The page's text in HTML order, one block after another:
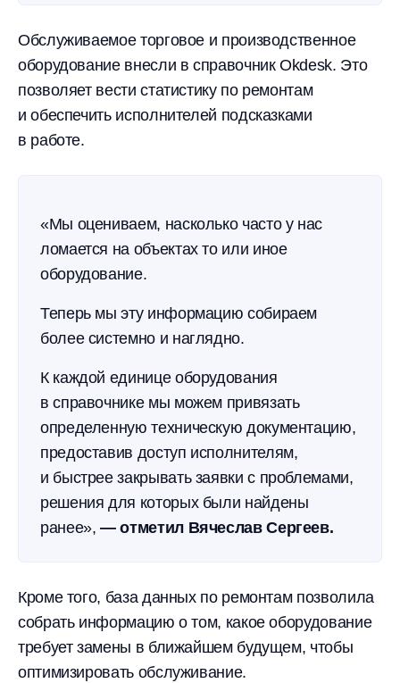
Обслуживаемое торговое и производственное
оборудование внесли в справочник Okdesk. Это
позволяет вести статистику по ремонтам
и обеспечить исполнителей подсказками
в работе.
«Мы оцениваем, насколько часто у нас
ломается на объектах то или иное
оборудование.
Теперь мы эту информацию собираем
более системно и наглядно.
К каждой единице оборудования
в справочнике мы можем привязать
определенную техническую документацию,
предоставив доступ исполнителям,
и быстрее закрывать заявки с проблемами,
решения для которых были найдены
ранее»,— отметил Вячеслав Сергеев.
Кроме того, база данных по ремонтам позволила
собрать информацию о том, какое оборудование
требует замены в ближайшем будущем, чтобы
оптимизировать обслуживание.